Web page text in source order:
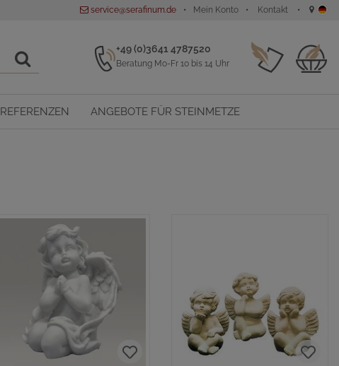
service@serafinum.de Mein Konto Kontakt
+49 (0)3641 4787520
Beratung Mo-Fr 10 bis 14 Uhr
REFERENZEN ANGEBOTE FÜR STEINMETZE